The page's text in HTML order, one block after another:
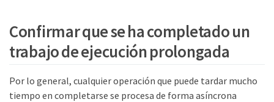
Confirmar que se ha completado un
trabajo de ejecución prolongada
Por lo general, cualquier operación que puede tardar mucho
tiempo en completarse se procesa de forma asíncrona